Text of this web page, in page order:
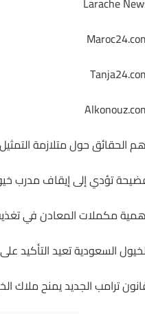
الحقائق حول متلازمة
تؤدي إلى إيقاف مدرب خيول 10
مكملات المعادن في
السعودية تعيد التأكيد
ترامب الجديد يمنح ملاك